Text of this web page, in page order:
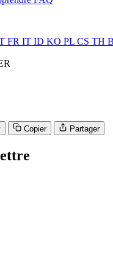
FR IT ID KO PL CS TH
Copier Partager